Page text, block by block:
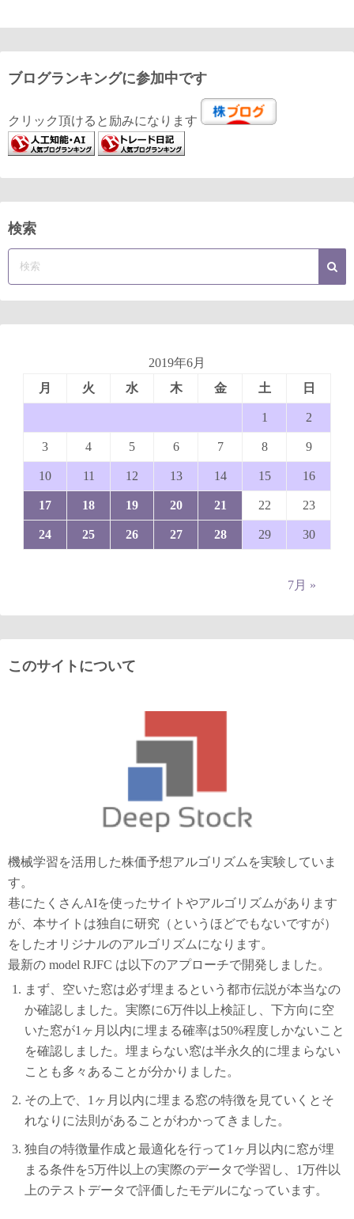
ブログランキングに参加中です
クリック頂けると励みになります
検索
2019年6月
月
火 水 木 金 土 日
1 2
3 4 5 6 7 8 9
10 11 12 13 14 15 16
17 18 19 20 21 22 23
24 25 26 27 28 29 30
7月 »
このサイトについて
機械学習を活用した株価予想アルゴリズムを実験していま
す。
巷にたくさんAIを使ったサイトやアルゴリズムがあります
が、本サイトは独自に研究（というほどでもないですが）
をしたオリジナルのアルゴリズムになります。
最新の model RJFC は以下のアプローチで開発しました。
まず、空いた窓は必ず埋まるという都市伝説が本当なの
か確認しました。実際に6万件以上検証し、下方向に空
いた窓が1ヶ月以内に埋まる確率は50%程度しかないこと
を確認しました。埋まらない窓は半永久的に埋まらない
ことも多々あることが分かりました。
その上で、1ヶ月以内に埋まる窓の特徴を見ていくとそ
れなりに法則があることがわかってきました。
独自の特徴量作成と最適化を行って1ヶ月以内に窓が埋
まる条件を5万件以上の実際のデータで学習し、1万件以
上のテストデータで評価したモデルになっています。